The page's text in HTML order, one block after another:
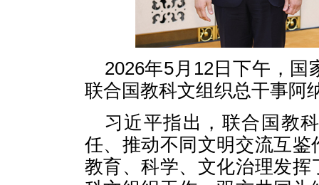
2026年5月12日下午，
联合国教科文组织总干事阿
习近平指出，联合国教
任、推动不同文明交流互
教育、科学、文化治理发